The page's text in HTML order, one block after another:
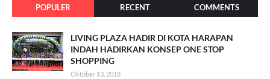
POPULER RECENT COMMENTS
LIVING PLAZA HADIR DI KOTA HARAPAN
INDAH HADIRKAN KONSEP ONE STOP
SHOPPING
Oktober 13, 2018